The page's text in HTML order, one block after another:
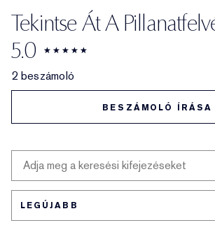
Tekintse Át A
5.0
2 beszámoló
BESZÁMOLÓ ÍRÁSA